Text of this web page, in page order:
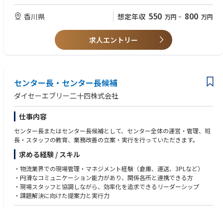
ジェクト経験
・生産管理システム（ERP／MESなど）の運用経験
・海外拠点との対応(英語)
香川県 想定年収 550 万円 ~ 800 万円
求人エントリー
センター長・センター長候補
ダイセーエブリー二十四株式会社
仕事内容
センター長またはセンター長候補として、センター全体の運営・管理、班
長・スタッフの教育、業務改善の立案・実行を行っていただきます。
求める経験 / スキル
・物流業界での現場管理・マネジメント経験（倉庫、運送、3PLなど）
・円滑なコミュニケーション能力があり、関係各所と連携できる方
・現場スタッフと協調しながら、効率化を追求できるリーダーシップ
・課題解決に向けた提案力と実行力